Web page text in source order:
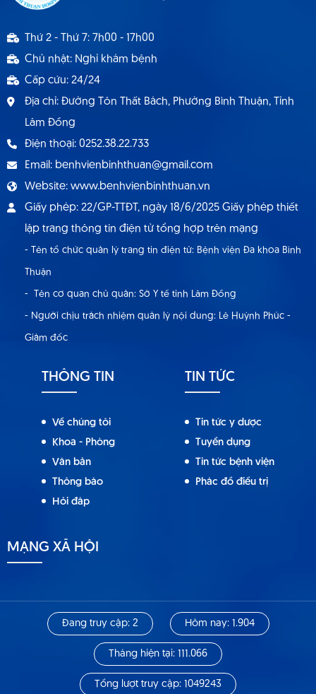
Thứ 2 - Thứ 7: 7h00 - 17h00
Chủ nhật: Nghỉ khám bệnh
Cấp cứu: 24/24
Địa chỉ: Đường Tôn Thất Bách, Phường Bình Thuận, Tỉnh
Lâm Đồng
Điện thoại: 0252.38.22.733
Email: benhvienbinhthuan@gmail.com
Website: www.benhvienbinhthuan.vn
Giấy phép: 22/GP-TTĐT, ngày 18/6/2025 Giấy phép thiết
lập trang thông tin điện tử tổng hợp trên mạng
- Tên tổ chức quản lý trang tin điện tử: Bệnh viện Đa khoa Bình
Thuận
- Tên cơ quan chủ quản: Sở Y tế tỉnh Lâm Đồng
- Người chịu trách nhiệm quản lý nội dung: Lê Huỳnh Phúc -
Giám đốc
THÔNG TIN
Về chúng tôi
Khoa - Phòng
Văn bản
Thông báo
Hỏi đáp
TIN TỨC
Tin tức y dược
Tuyển dụng
Tin tức bệnh viện
Phác đồ điều trị
MẠNG XÃ HỘI
Đang truy cập: 2 Hôm nay: 1.904
Tháng hiện tại: 111.066
Tổng lượt truy cập: 1049243